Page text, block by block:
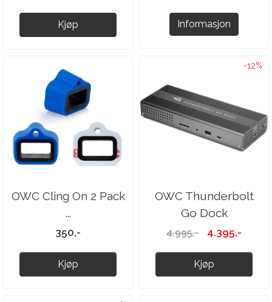
Kjøp Informasjon
OWC Cling On 2 Pack
...
350,-
Kjøp
-12%
OWC Thunderbolt
Go Dock
4.995,- 4.395,-
Kjøp